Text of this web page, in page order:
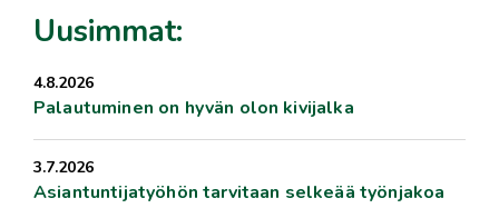
Uusimmat:
4.8.2026
Palautuminen on hyvän olon kivijalka
3.7.2026
Asiantuntijatyöhön tarvitaan selkeää työnjakoa